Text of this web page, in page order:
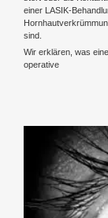
einer LASIK-
sind.
Wir erklären, was
operative